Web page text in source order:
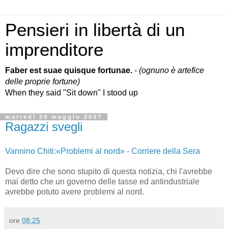
Pensieri in libertà di un
imprenditore
Faber est suae quisque fortunae. - (ognuno è artefice
delle proprie fortune)
When they said "Sit down" I stood up
martedì 29 maggio 2007
Ragazzi svegli
Vannino Chiti:«Problemi al nord» - Corriere della Sera
Devo dire che sono stupito di questa notizia, chi l'avrebbe
mai detto che un governo delle tasse ed antindustriale
avrebbe potuto avere problemi al nord.
ore 08:25